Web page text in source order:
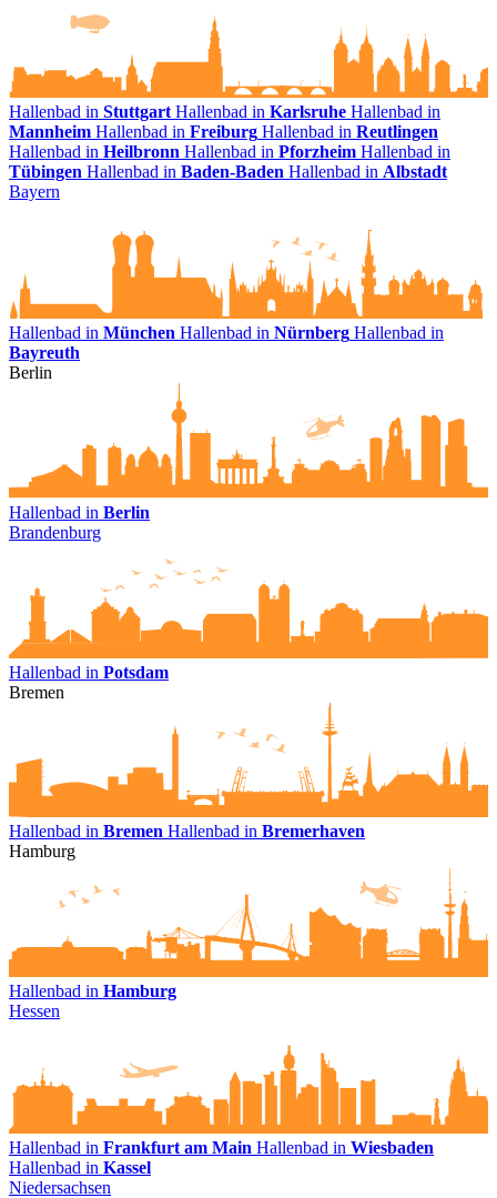
Hallenbad in Stuttgart Hallenbad in Karlsruhe Hallenbad in
Mannheim Hallenbad in Freiburg Hallenbad in Reutlingen
Hallenbad in Heilbronn Hallenbad in Pforzheim Hallenbad in
Tübingen Hallenbad in Baden-Baden Hallenbad in Albstadt
Bayern
Hallenbad in München Hallenbad in Nürnberg Hallenbad in
Bayreuth
Berlin
Hallenbad in Berlin
Brandenburg
Hallenbad in Potsdam
Bremen
Hallenbad in Bremen Hallenbad in Bremerhaven
Hamburg
Hallenbad in Hamburg
Hessen
Hallenbad in Frankfurt am Main Hallenbad in Wiesbaden
Hallenbad in Kassel
Niedersachsen